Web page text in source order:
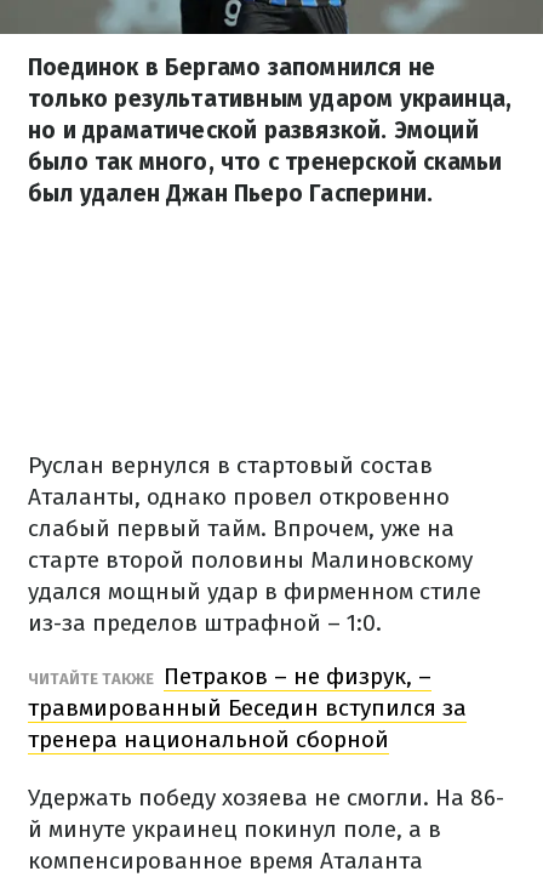
Поединок в Бергамо запомнился не
только результативным ударом украинца,
но и драматической развязкой. Эмоций
было так много, что с тренерской скамьи
был удален Джан Пьеро Гасперини.
Руслан вернулся в стартовый состав
Аталанты, однако провел откровенно
слабый первый тайм. Впрочем, уже на
старте второй половины Малиновскому
удался мощный удар в фирменном стиле
из-за пределов штрафной – 1:0.
ЧИТАЙТЕ ТАКЖЕ
Петраков – не физрук, –
травмированный Беседин вступился за
тренера национальной сборной
Удержать победу хозяева не смогли. На 86-
й минуте украинец покинул поле, а в
компенсированное время Аталанта